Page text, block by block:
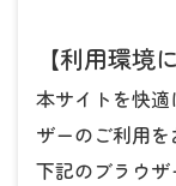
【利用環境
本サイトを快
ザーのご利用を
下記のブラウザ